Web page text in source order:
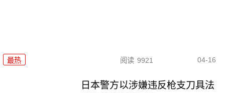
最热 阅读 9921 04-16
日本警方以涉嫌违反枪支刀具法